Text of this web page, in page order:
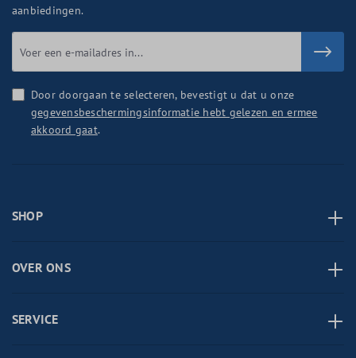
aanbiedingen.
Door doorgaan te selecteren, bevestigt u dat u onze
gegevensbeschermingsinformatie hebt gelezen en ermee
akkoord gaat.
SHOP
OVER ONS
SERVICE